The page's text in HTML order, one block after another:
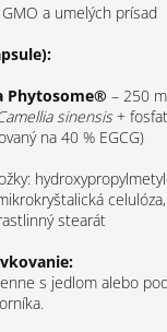
a umelých prísad
Phytosome® – 250
sinensis+
na 40 % EGCG)
stearát
s jedlom alebo